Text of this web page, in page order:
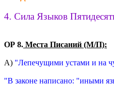
4. Сила Языков
ОР 8. Места Писаний (М/П):
А) "Лепечущими устами и на
"В законе написано: "иными